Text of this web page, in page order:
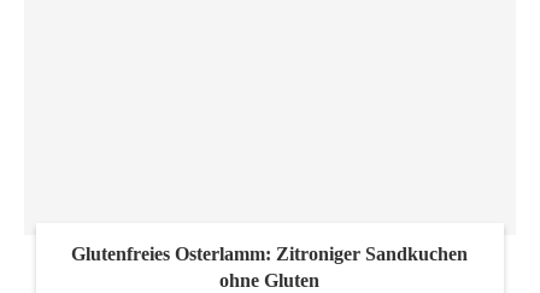
Glutenfreies Osterlamm: Zitroniger Sandkuchen
ohne Gluten